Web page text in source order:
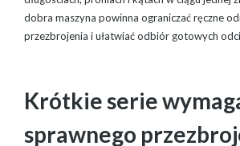
dobra maszyna powinna ograniczać ręczne
przezbrojenia i ułatwiać odbiór gotowych
Krótkie serie
sprawnego